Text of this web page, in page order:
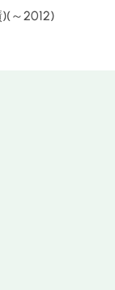
～2012)